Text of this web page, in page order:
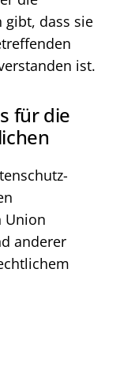
gibt, dass sie
ist.
für die
Union
anderer